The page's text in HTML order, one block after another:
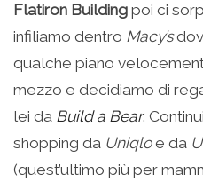
Flatiron Building poi ci
infiliamo dentro Macy’s
qualche piano
mezzo e decidiamo di
lei da Build a Bear.
shopping da Uniqloe da
(quest’ultimo più per